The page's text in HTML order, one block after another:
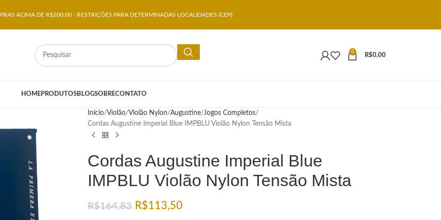
ACIMA DE R$200,00 - RESTRIÇÕES PARA DETERMINADAS LOCALIDADES (CEP)
0
R$0,00
HOMEPRODUTOSBLOGSOBRECONTATO
Início Violão Violão Nylon Augustine Jogos Completos
Cordas Augustine Imperial Blue IMPBLU Violão Nylon Tensão Mista
Cordas Augustine Imperial Blue
IMPBLU Violão Nylon Tensão Mista
R$164,83 R$113,50